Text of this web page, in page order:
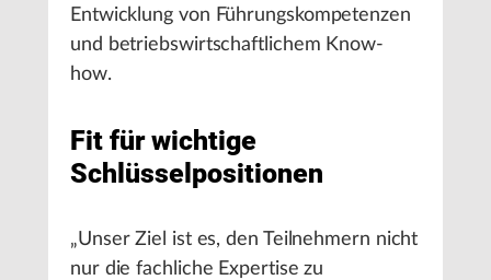
Entwicklung von Führungskompetenzen
und betriebswirtschaftlichem Know-
how.
Fit für wichtige
Schlüsselpositionen
„Unser Ziel ist es, den Teilnehmern nicht
nur die fachliche Expertise zu